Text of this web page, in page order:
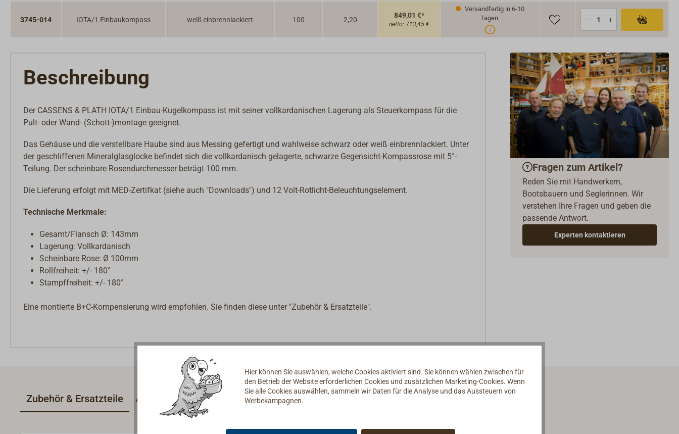
3745-014 IOTA/1 Einbaukompass weiß einbrennlackiert 100 2,20
849,01 €*
netto: 713,45 €
Versandfertig in 6-10
Tagen.
Beschreibung
Der CASSENS & PLATH IOTA/1 Einbau-Kugelkompass ist mit seiner vollkardanischen Lagerung als Steuerkompass für die
Pult- oder Wand- (Schott-)montage geeignet.
Das Gehäuse und die verstellbare Haube sind aus Messing gefertigt und wahlweise schwarz oder weiß einbrennlackiert. Unter
der geschliffenen Mineralglasglocke befindet sich die vollkardanisch gelagerte, schwarze Gegensicht-Kompassrose mit 5°-
Teilung. Der scheinbare Rosendurchmesser beträgt 100 mm.
Die Lieferung erfolgt mit MED-Zertifkat (siehe auch "Downloads") und 12 Volt-Rotlicht-Beleuchtungselement.
Technische Merkmale:
Gesamt/Flansch Ø: 143mm
Lagerung: Vollkardanisch
Scheinbare Rose: Ø 100mm
Rollfreiheit: +/- 180°
Stampffreiheit: +/- 180°
Eine montierte B+C-Kompensierung wird empfohlen. Sie finden diese unter "Zubehör & Ersatzteile".
Fragen zum Artikel?
Reden Sie mit Handwerkern,
Bootsbauern und Seglerinnen. Wir
verstehen Ihre Fragen und geben die
passende Antwort.
Experten kontaktieren
Zubehör & Ersatzteile Ähnliche Artikel
Hier können Sie auswählen, welche Cookies aktiviert sind. Sie können wählen zwischen für
den Betrieb der Website erforderlichen Cookies und zusätzlichen Marketing-Cookies. Wenn
Sie alle Cookies auswählen, sammeln wir Daten für die Analyse und das Aussteuern von
Werbekampagnen.